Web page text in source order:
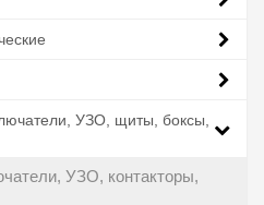
УЗО, щиты, боксы,
УЗО, контакторы,